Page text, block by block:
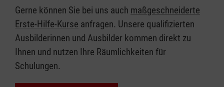
Gerne können Sie bei uns auch maßgeschneiderte
Erste-Hilfe-Kurse anfragen. Unsere qualifizierten
Ausbilderinnen und Ausbilder kommen direkt zu
Ihnen und nutzen Ihre Räumlichkeiten für
Schulungen.